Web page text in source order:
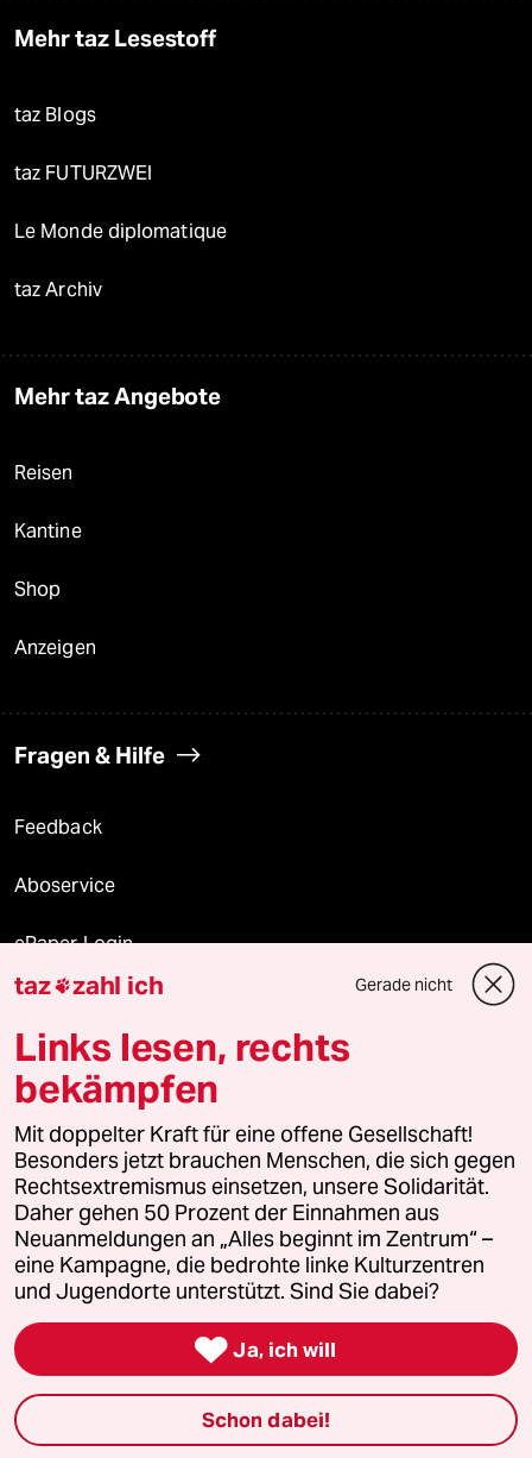
Mehr taz Lesestoff
taz Blogs
taz FUTURZWEI
Le Monde diplomatique
taz Archiv
Mehr taz Angebote
Reisen
Kantine
Shop
Anzeigen
Fragen & Hilfe
Feedback
Aboservice
ePaper Login
Downloads für Abonnierende
© 2026 taz Verlags und Vertriebs GmbH
Alle Rechte vorbehalten. Bei rechtlichen Fragen oder für Genehmigungen
wenden Sie sich bitte an
lizenzen@taz.de
Feedback Redaktionsstatut Kommune-Richtlinien
Leitlinie Informant Datenschutz Impressum AGB
Seitenwende Einwilligungen widerrufen (Ads)
taz zahl ich Gerade nicht
Links lesen, rechts
bekämpfen
Mit doppelter Kraft für eine offene Gesellschaft!
Besonders jetzt brauchen Menschen, die sich gegen
Rechtsextremismus einsetzen, unsere Solidarität.
Daher gehen 50 Prozent der Einnahmen aus
Neuanmeldungen an „Alles beginnt im Zentrum“ –
eine Kampagne, die bedrohte linke Kulturzentren
und Jugendorte unterstützt. Sind Sie dabei?
 Ja, ich will
Schon dabei!